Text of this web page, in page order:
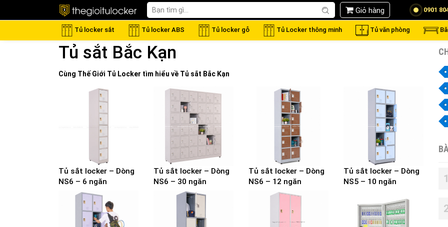
Giỏ hàng 0901
Tủ locker sắt Tủ locker ABS Tủ locker gỗ Tủ Locker thông minh Tủ văn phòng
Tủ sắt Bắc Kạn
Cùng Thế Giới Tủ Locker tìm hiểu về Tủ sắt Bắc Kạn
Tủ sắt locker – Dòng
NS6 – 6 ngăn
Tủ sắt locker – Dòng
NS6 – 30 ngăn
Tủ sắt locker – Dòng
NS6 – 12 ngăn
Tủ sắt locker – Dòng
NS5 – 10 ngăn
1